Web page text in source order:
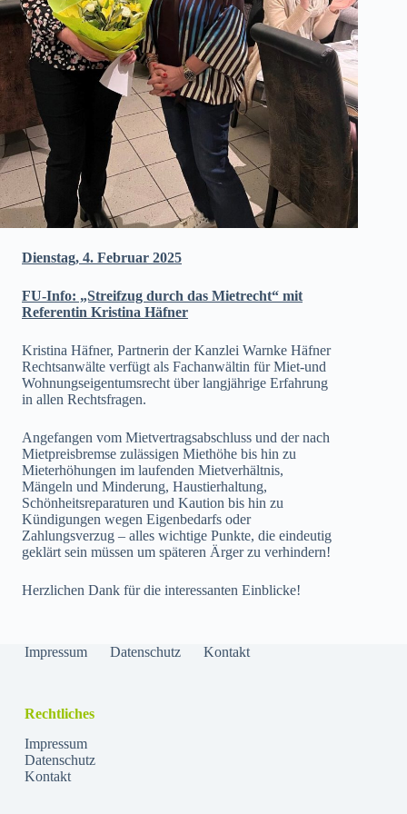
Dienstag, 4. Februar 2025
FU-Info: „Streifzug durch das Mietrecht“ mit
Referentin Kristina Häfner
Kristina Häfner, Partnerin der Kanzlei Warnke Häfner
Rechtsanwälte verfügt als Fachanwältin für Miet-und
Wohnungseigentumsrecht über langjährige Erfahrung
in allen Rechtsfragen.
Angefangen vom Mietvertragsabschluss und der nach
Mietpreisbremse zulässigen Miethöhe bis hin zu
Mieterhöhungen im laufenden Mietverhältnis,
Mängeln und Minderung, Haustierhaltung,
Schönheitsreparaturen und Kaution bis hin zu
Kündigungen wegen Eigenbedarfs oder
Zahlungsverzug – alles wichtige Punkte, die eindeutig
geklärt sein müssen um späteren Ärger zu verhindern!
Herzlichen Dank für die interessanten Einblicke!
Impressum Datenschutz Kontakt
Rechtliches
Impressum
Datenschutz
Kontakt